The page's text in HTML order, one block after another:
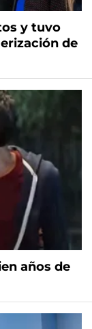
y tuvo
de
años de